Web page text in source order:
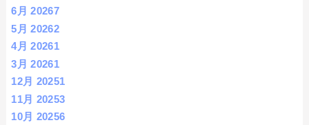
6月 20267
5月 20262
4月 20261
3月 20261
12月 20251
11月 20253
10月 20256